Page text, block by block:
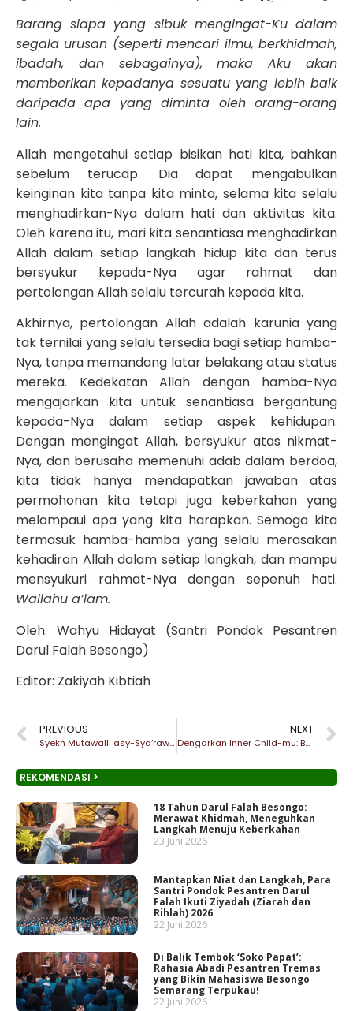
Barang siapa yang sibuk mengingat-Ku dalam
segala urusan (seperti mencari ilmu, berkhidmah,
ibadah, dan sebagainya), maka Aku akan
memberikan kepadanya sesuatu yang lebih baik
daripada apa yang diminta oleh orang-orang
lain.
Allah mengetahui setiap bisikan hati kita, bahkan
sebelum terucap. Dia dapat mengabulkan
keinginan kita tanpa kita minta, selama kita selalu
menghadirkan-Nya dalam hati dan aktivitas kita.
Oleh karena itu, mari kita senantiasa menghadirkan
Allah dalam setiap langkah hidup kita dan terus
bersyukur kepada-Nya agar rahmat dan
pertolongan Allah selalu tercurah kepada kita.
Akhirnya, pertolongan Allah adalah karunia yang
tak ternilai yang selalu tersedia bagi setiap hamba-
Nya, tanpa memandang latar belakang atau status
mereka. Kedekatan Allah dengan hamba-Nya
mengajarkan kita untuk senantiasa bergantung
kepada-Nya dalam setiap aspek kehidupan.
Dengan mengingat Allah, bersyukur atas nikmat-
Nya, dan berusaha memenuhi adab dalam berdoa,
kita tidak hanya mendapatkan jawaban atas
permohonan kita tetapi juga keberkahan yang
melampaui apa yang kita harapkan. Semoga kita
termasuk hamba-hamba yang selalu merasakan
kehadiran Allah dalam setiap langkah, dan mampu
mensyukuri rahmat-Nya dengan sepenuh hati.
Wallahu a’lam.
Oleh: Wahyu Hidayat (Santri Pondok Pesantren
Darul Falah Besongo)
Editor: Zakiyah Kibtiah
PREVIOUS
Syekh Mutawalli asy-Sya’rawi Ungkap Sifat Setan dan Iblis
NEXT
Dengarkan Inner Child-mu: Bangun Kembali Hubungan dengan Diri Sendiri
REKOMENDASI >
18 Tahun Darul Falah Besongo:
Merawat Khidmah, Meneguhkan
Langkah Menuju Keberkahan
23 Juni 2026
Mantapkan Niat dan Langkah, Para
Santri Pondok Pesantren Darul
Falah Ikuti Ziyadah (Ziarah dan
Rihlah) 2026
22 Juni 2026
Di Balik Tembok ‘Soko Papat’:
Rahasia Abadi Pesantren Tremas
yang Bikin Mahasiswa Besongo
Semarang Terpukau!
22 Juni 2026